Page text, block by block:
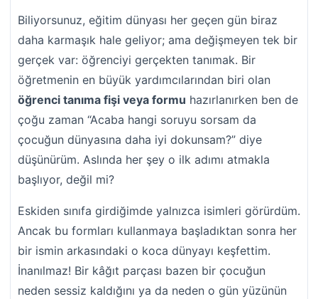
Biliyorsunuz, eğitim dünyası her geçen gün biraz
daha karmaşık hale geliyor; ama değişmeyen tek bir
gerçek var: öğrenciyi gerçekten tanımak. Bir
öğretmenin en büyük yardımcılarından biri olan
öğrenci tanıma fişi veya formu hazırlanırken ben de
çoğu zaman “Acaba hangi soruyu sorsam da
çocuğun dünyasına daha iyi dokunsam?” diye
düşünürüm. Aslında her şey o ilk adımı atmakla
başlıyor, değil mi?
Eskiden sınıfa girdiğimde yalnızca isimleri görürdüm.
Ancak bu formları kullanmaya başladıktan sonra her
bir ismin arkasındaki o koca dünyayı keşfettim.
İnanılmaz! Bir kâğıt parçası bazen bir çocuğun
neden sessiz kaldığını ya da neden o gün yüzünün